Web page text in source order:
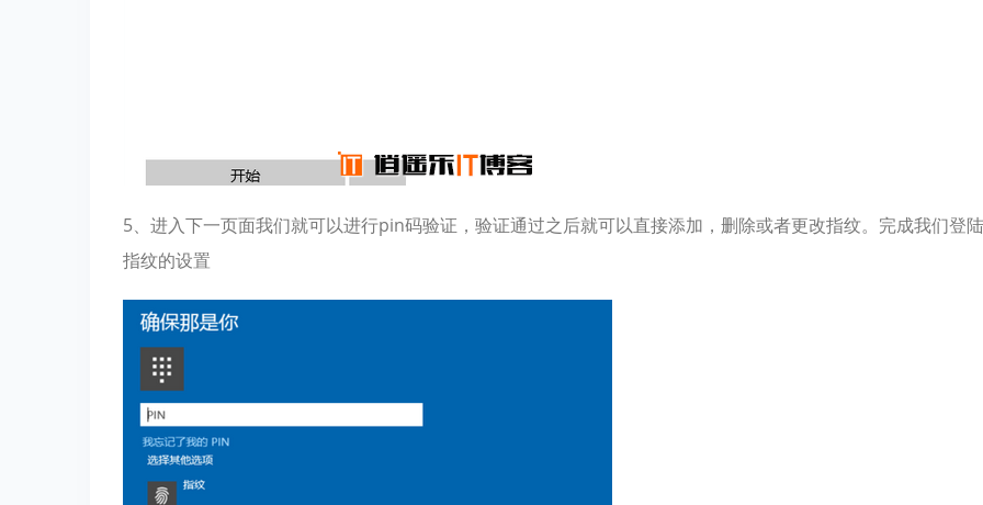
5、进入下一页面我们就可以进行pin码验证，验证通过之后就可以直接添加，删除或者更改指纹。完成我们登陆
指纹的设置